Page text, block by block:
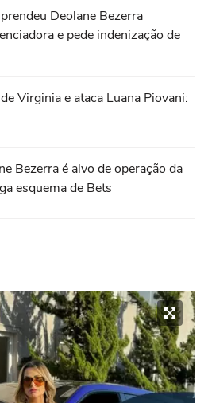
Deolane Bezerra
e pede indenização de
Virginia e ataca Luana Piovani:
Bezerra é alvo de operação da
esquema de Bets